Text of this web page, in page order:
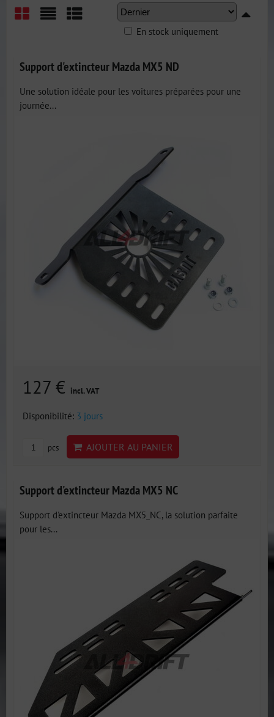
En stock uniquement
Support d'extincteur Mazda MX5 ND
Une solution idéale pour les voitures préparées pour une
journée...
127 € incl. VAT
Disponibilité: 3 jours
pcs AJOUTER AU PANIER
Support d'extincteur Mazda MX5 NC
Support d'extincteur Mazda MX5_NC, la solution parfaite
pour les...